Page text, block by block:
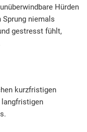
Hürden
niemals
gestresst fühlt,
kurzfristigen
langfristigen